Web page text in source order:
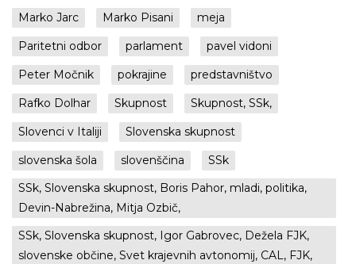
Marko Jarc
Marko Pisani
meja
Paritetni odbor
parlament
pavel vidoni
Peter Močnik
pokrajine
predstavništvo
Rafko Dolhar
Skupnost
Skupnost, SSk,
Slovenci v Italiji
Slovenska skupnost
slovenska šola
slovenščina
SSk
SSk, Slovenska skupnost, Boris Pahor, mladi, politika,
Devin-Nabrežina, Mitja Ozbič,
SSk, Slovenska skupnost, Igor Gabrovec, Dežela FJK,
slovenske občine, Svet krajevnih avtonomij, CAL, FJK,